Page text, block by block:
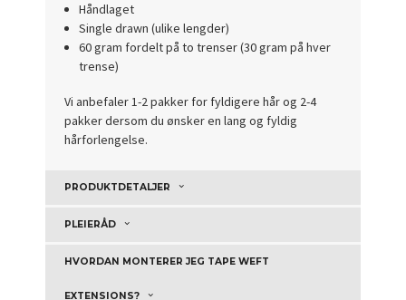
Håndlaget
Single drawn (ulike lengder)
60 gram fordelt på to trenser (30 gram på hver
trense)
Vi anbefaler 1-2 pakker for fyldigere hår og 2-4
pakker dersom du ønsker en lang og fyldig
hårforlengelse.
PRODUKTDETALJER
PLEIERÅD
HVORDAN MONTERER JEG TAPE WEFT
EXTENSIONS?